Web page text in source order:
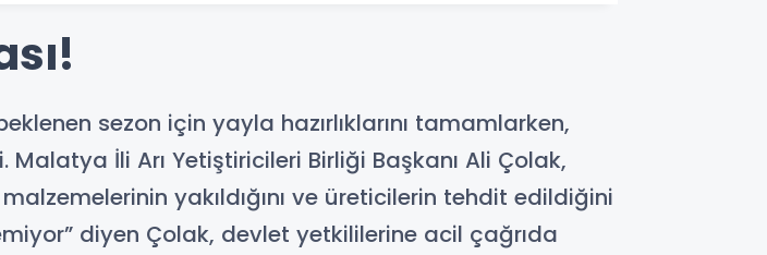
sezon için yayla hazırlıklarını tamamlarken,
İli Arı Yetiştiricileri Birliği Başkanı Ali Çolak,
yakıldığını ve üreticilerin tehdit edildiğini
diyen Çolak, devlet yetkililerine acil çağrıda